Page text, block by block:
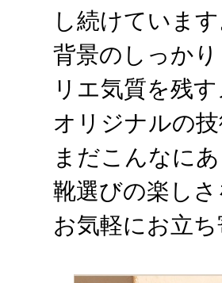
し続けています
背景のしっか
リエ気質を残す
オリジナルの
まだこんなに
靴選びの楽し
お気軽にお立